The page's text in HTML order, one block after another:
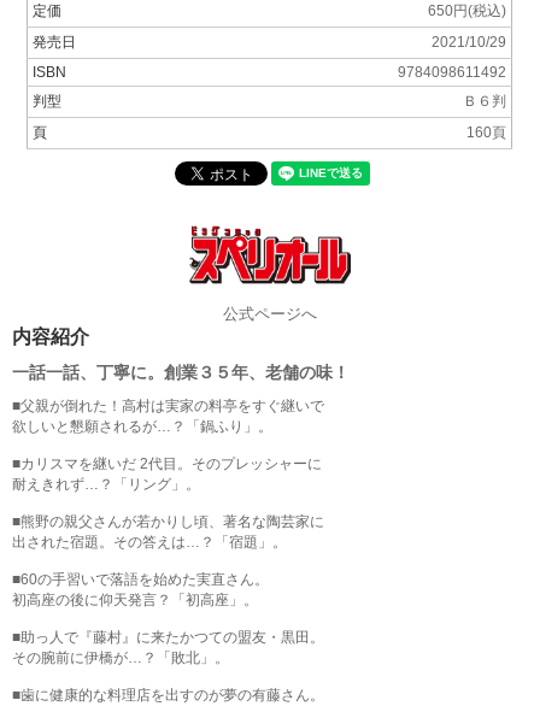
定価
650円(税込)
発売日
2021/10/29
ISBN
9784098611492
判型
Ｂ６判
頁
160頁
公式ページへ
内容紹介
一話一話、丁寧に。創業３５年、老舗の味！
■父親が倒れた！高村は実家の料亭をすぐ継いで
欲しいと懇願されるが…？「鍋ふり」。
■カリスマを継いだ 2代目。そのプレッシャーに
耐えきれず…？「リング」。
■熊野の親父さんが若かりし頃、著名な陶芸家に
出された宿題。その答えは…？「宿題」。
■60の手習いで落語を始めた実直さん。
初高座の後に仰天発言？「初高座」。
■助っ人で『藤村』に来たかつての盟友・黒田。
その腕前に伊橋が…？「敗北」。
■歯に健康的な料理店を出すのが夢の有藤さん。